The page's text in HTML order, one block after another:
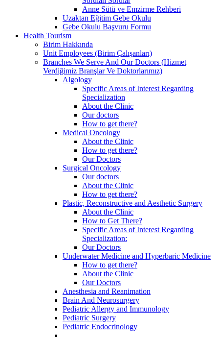
Anne Sütü ve Emzirme Rehberi
Uzaktan Eğitim Gebe Okulu
Gebe Okulu Başvuru Formu
Health Tourism
Birim Hakkında
Unit Employees (Birim Çalışanları)
Branches We Serve And Our Doctors (Hizmet
Verdiğimiz Branşlar Ve Doktorlarımız)
Algology
Specific Areas of Interest Regarding
Specialization
About the Clinic
Our doctors
How to get there?
Medical Oncology
About the Clinic
How to get there?
Our Doctors
Surgical Oncology
Our doctors
About the Clinic
How to get there?
Plastic, Reconstructive and Aesthetic Surgery
About the Clinic
How to Get There?
Specific Areas of Interest Regarding
Specialization:
Our Doctors
Underwater Medicine and Hyperbaric Medicine
How to get there?
About the Clinic
Our Doctors
Anesthesia and Reanimation
Brain And Neurosurgery
Pediatric Allergy and Immunology
Pediatric Surgery
Pediatric Endocrinology